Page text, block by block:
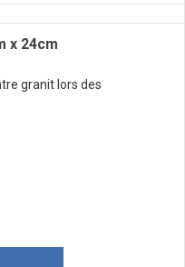
x 24cm
granit lors des